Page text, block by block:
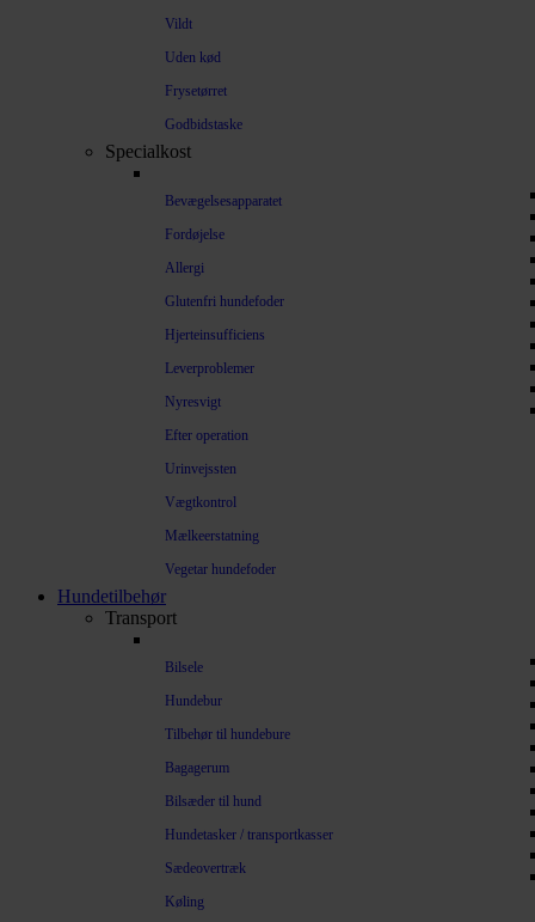
Vildt
Uden kød
Frysetørret
Godbidstaske
Specialkost
Bevægelsesapparatet
Fordøjelse
Allergi
Glutenfri hundefoder
Hjerteinsufficiens
Leverproblemer
Nyresvigt
Efter operation
Urinvejssten
Vægtkontrol
Mælkeerstatning
Vegetar hundefoder
Hundetilbehør
Transport
Bilsele
Hundebur
Tilbehør til hundebure
Bagagerum
Bilsæder til hund
Hundetasker / transportkasser
Sædeovertræk
Køling